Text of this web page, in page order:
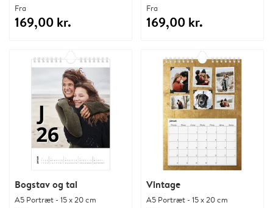
Fra
169,00 kr.
Fra
169,00 kr.
Bogstav og tal
A5 Portræt - 15 x 20 cm
Vintage
A5 Portræt - 15 x 20 cm